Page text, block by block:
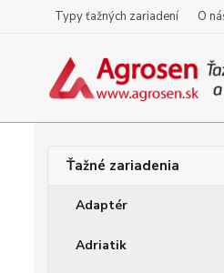
Typy ťažných zariadení O
Ťažné zariadenia
Adaptér
Adriatik